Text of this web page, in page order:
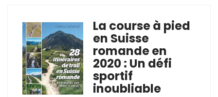
La course à pied
en Suisse
romande en
2020 : Un défi
sportif
inoubliable